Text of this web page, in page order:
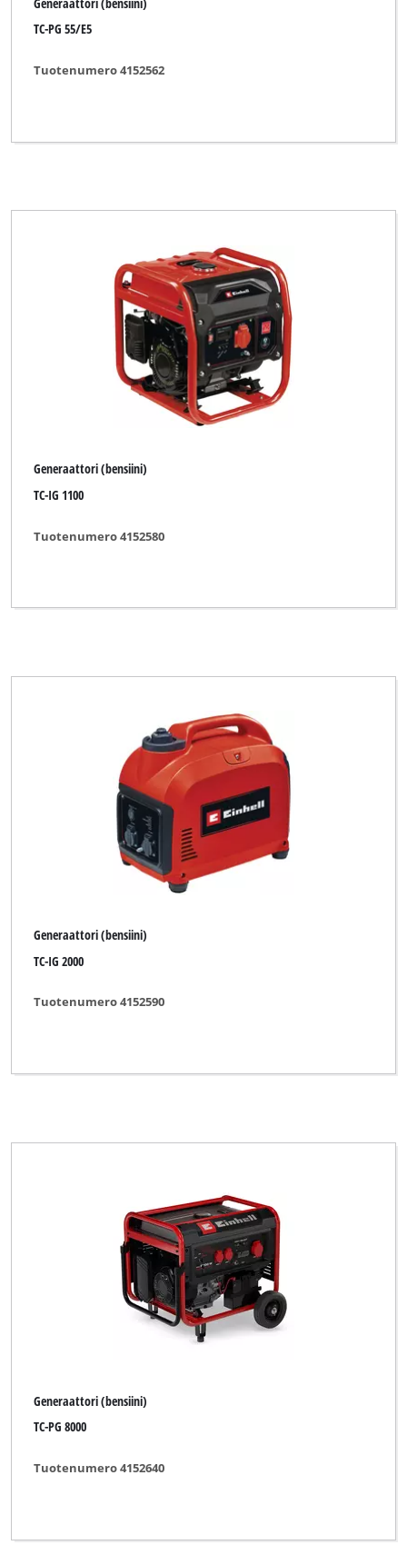
TC-PG 55/E5
Tuotenumero 4152562
Generaattori (bensiini)
TC-IG 1100
Tuotenumero 4152580
Generaattori (bensiini)
TC-IG 2000
Tuotenumero 4152590
Generaattori (bensiini)
TC-PG 8000
Tuotenumero 4152640